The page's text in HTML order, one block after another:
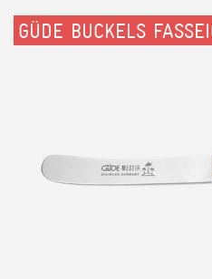
GÜDE BUCKELS